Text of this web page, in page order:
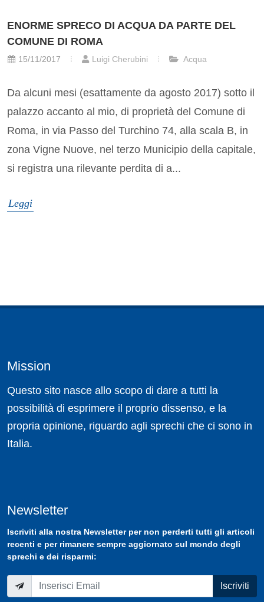
ENORME SPRECO DI ACQUA DA PARTE DEL
COMUNE DI ROMA
15/11/2017 Luigi Cherubini Acqua
Da alcuni mesi (esattamente da agosto 2017) sotto il
palazzo accanto al mio, di proprietà del Comune di
Roma, in via Passo del Turchino 74, alla scala B, in
zona Vigne Nuove, nel terzo Municipio della capitale,
si registra una rilevante perdita di a...
Leggi
Mission
Questo sito nasce allo scopo di dare a tutti la
possibilità di esprimere il proprio dissenso, e la
propria opinione, riguardo agli sprechi che ci sono in
Italia.
Newsletter
Iscriviti alla nostra Newsletterper non perderti tutti gli articoli
recenti e per rimanere sempre aggiornato sul mondo degli
sprechi e dei risparmi:
Iscriviti